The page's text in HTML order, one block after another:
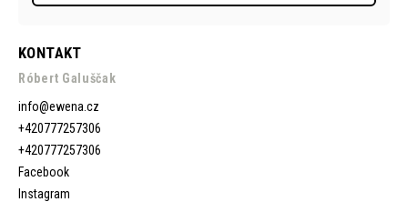
KONTAKT
Róbert Galuščak
info@ewena.cz
+420777257306
+420777257306
Facebook
Instagram